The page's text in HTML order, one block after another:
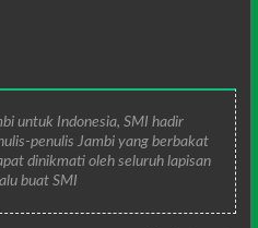
untuk Indonesia, SMI hadir
penulis Jambi yang berbakat
dinikmati oleh seluruh lapisan
buat SMI